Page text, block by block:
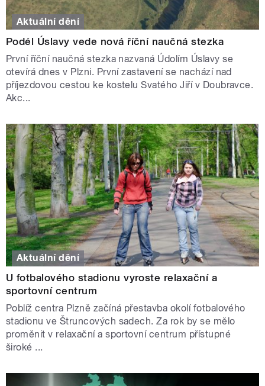
Aktuální dění
Podél Úslavy vede nová říční naučná stezka
První říční naučná stezka nazvaná Údolím Úslavy se
otevírá dnes v Plzni. První zastavení se nachází nad
příjezdovou cestou ke kostelu Svatého Jiří v Doubravce.
Akc...
Aktuální dění
U fotbalového stadionu vyroste relaxační a
sportovní centrum
Poblíž centra Plzně začíná přestavba okolí fotbalového
stadionu ve Štruncových sadech. Za rok by se mělo
proměnit v relaxační a sportovní centrum přístupné
široké ...